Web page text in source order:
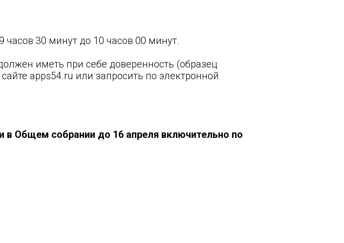
часов 30 минут до 10 часов 00 минут.
иметь при себе доверенность (образец
apps54.ru или запросить по электронной
в Общем собрании до 16 апреля включительно по